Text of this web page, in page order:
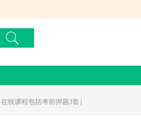
线课程包括考前押题3套）